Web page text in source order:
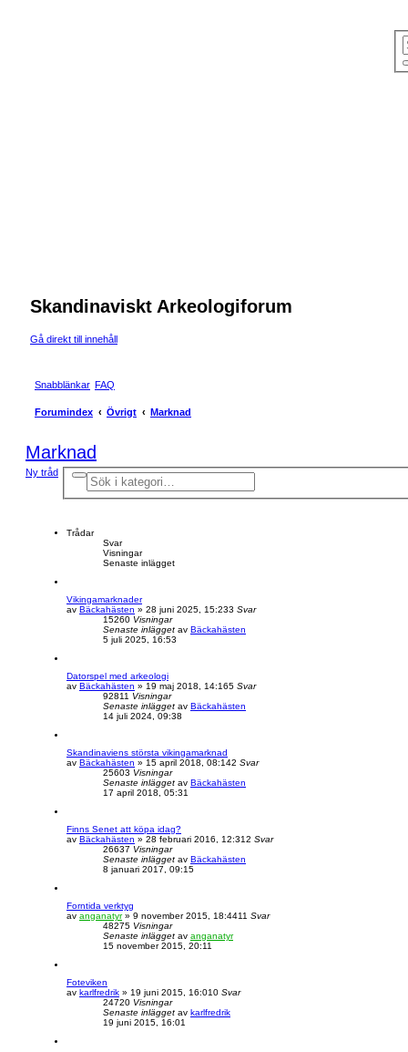
Skandinaviskt Arkeologiforum
Gå direkt till innehåll
Snabblänkar FAQ
Forumindex Övrigt Marknad
Marknad
Ny tråd
SA
v
a
e
k
n
Trådar
Svar
Visningar
Senaste inlägget
Vikingamarknader
av Bäckahästen » 28 juni 2025, 15:233 Svar
15260 Visningar
Senaste inlägget av Bäckahästen
5 juli 2025, 16:53
Datorspel med arkeologi
av Bäckahästen » 19 maj 2018, 14:165 Svar
92811 Visningar
Senaste inlägget av Bäckahästen
14 juli 2024, 09:38
Skandinaviens största vikingamarknad
av Bäckahästen » 15 april 2018, 08:142 Svar
25603 Visningar
Senaste inlägget av Bäckahästen
17 april 2018, 05:31
Finns Senet att köpa idag?
av Bäckahästen » 28 februari 2016, 12:312 Svar
26637 Visningar
Senaste inlägget av Bäckahästen
8 januari 2017, 09:15
Forntida verktyg
av anganatyr» 9 november 2015, 18:4411 Svar
48275 Visningar
Senaste inlägget av anganatyr
15 november 2015, 20:11
Foteviken
av karlfredrik » 19 juni 2015, 16:010 Svar
24720 Visningar
Senaste inlägget av karlfredrik
19 juni 2015, 16:01